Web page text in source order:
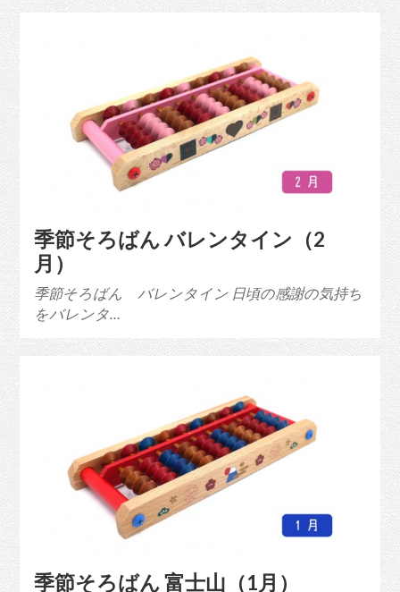
季節そろばん バレンタイン（2
月）
季節そろばん バレンタイン 日頃の感謝の気持ち
をバレンタ…
季節そろばん 富士山（1月）